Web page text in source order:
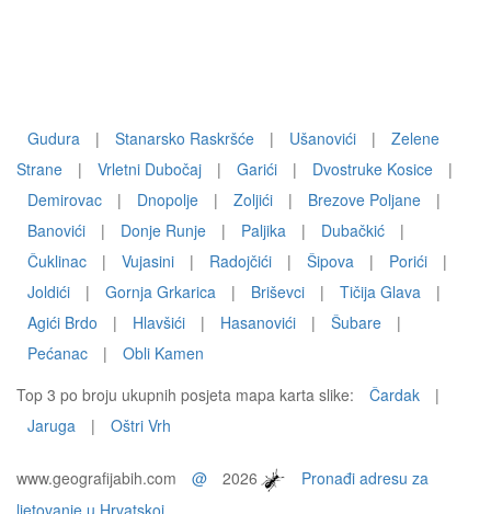
Gudura | Stanarsko Raskršće | Ušanovići |
Zelene
Strane
| Vrletni Dubočaj | Garići | Dvostruke Kosice
|
Demirovac
| Dnopolje | Zoljići | Brezove Poljane
|
Banovići
| Donje Runje | Paljika | Dubačkić
|
Čuklinac
| Vujasini | Radojčići | Šipova | Porići
|
Joldići
| Gornja Grkarica | Briševci | Tičija Glava
|
Agići Brdo
| Hlavšići | Hasanovići | Šubare
|
Pećanac
|
Obli Kamen
Top 3 po broju ukupnih posjeta mapa karta slike:
Čardak
|
Jaruga
| Oštri Vrh
www.geografijabih.com @ 2026
Pronađi adresu za